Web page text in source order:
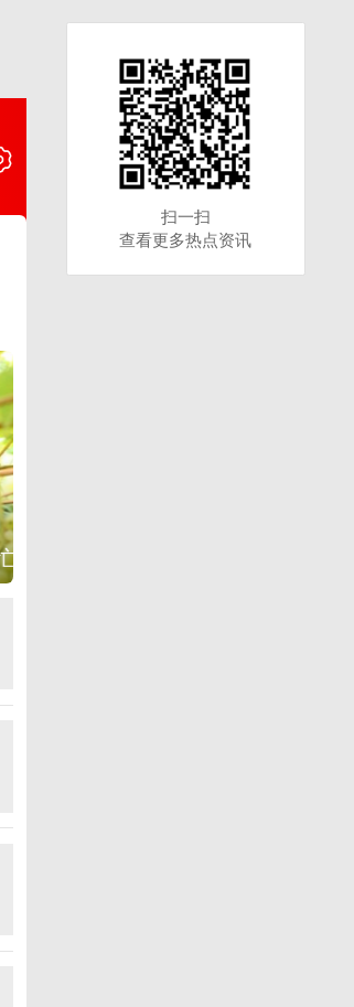
扫一扫
查看更多热点资讯
扫一扫
查看更多热点资讯